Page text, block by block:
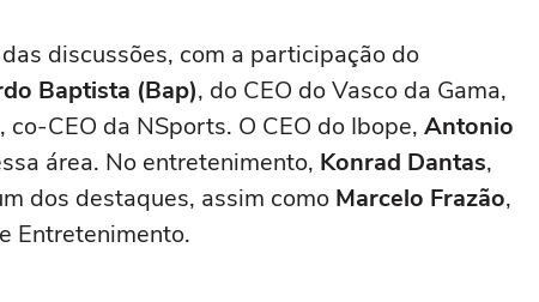
discussões, com a participação do
Baptista (Bap), do CEO do Vasco da Gama,
, co-CEO da NSports. O CEO do Ibope, Antonio
área. No entretenimento, Konrad Dantas,
dos destaques, assim como Marcelo Frazão,
Entretenimento.